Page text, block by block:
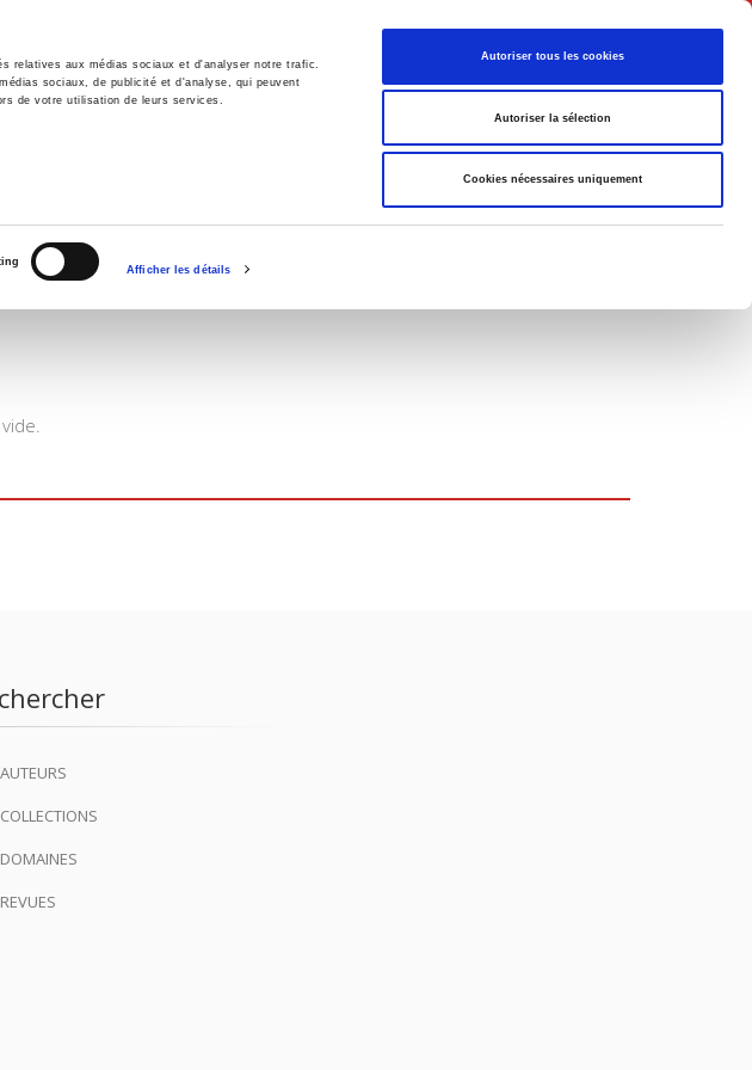
relatives aux médias sociaux et d'analyser notre trafic.
sociaux, de publicité et d'analyse, qui peuvent
de votre utilisation de leurs services.
Afficher les détails
Autoriser tous les cookies
Autoriser la sélection
Cookies nécessaires uniquement
Français
International
AUTEURS
COLLECTIONS
DOMAINES
REVUES